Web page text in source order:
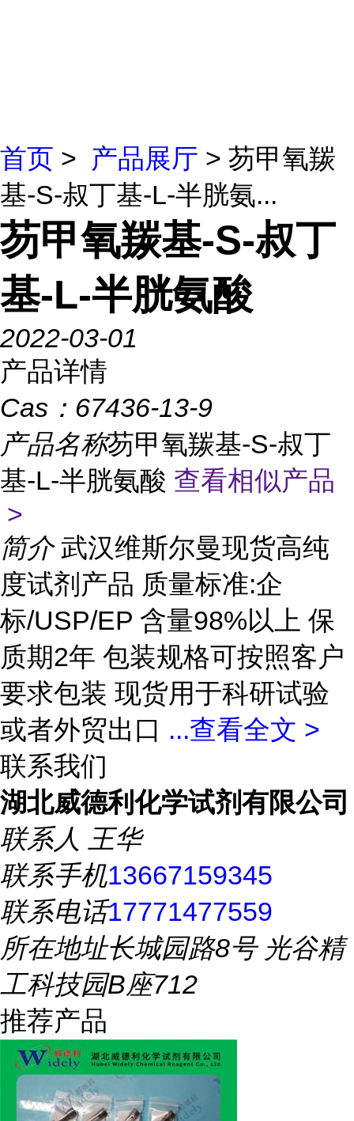
首页 > 产品展厅 > 芴甲氧羰
基-S-叔丁基-L-半胱氨...
芴甲氧羰基-S-叔丁
基-L-半胱氨酸
2022-03-01
产品详情
Cas： 67436-13-9
产品名称芴甲氧羰基-S-叔丁
基-L-半胱氨酸 查看相似产品
>
简介 武汉维斯尔曼现货高纯
度试剂产品 质量标准:企
标/USP/EP 含量98%以上 保
质期2年 包装规格可按照客户
要求包装 现货用于科研试验
或者外贸出口 ...查看全文 >
联系我们
湖北威德利化学试剂有限公司
联系人 王华
联系手机13667159345
联系电话17771477559
所在地址长城园路8号 光谷精
工科技园B座712
推荐产品